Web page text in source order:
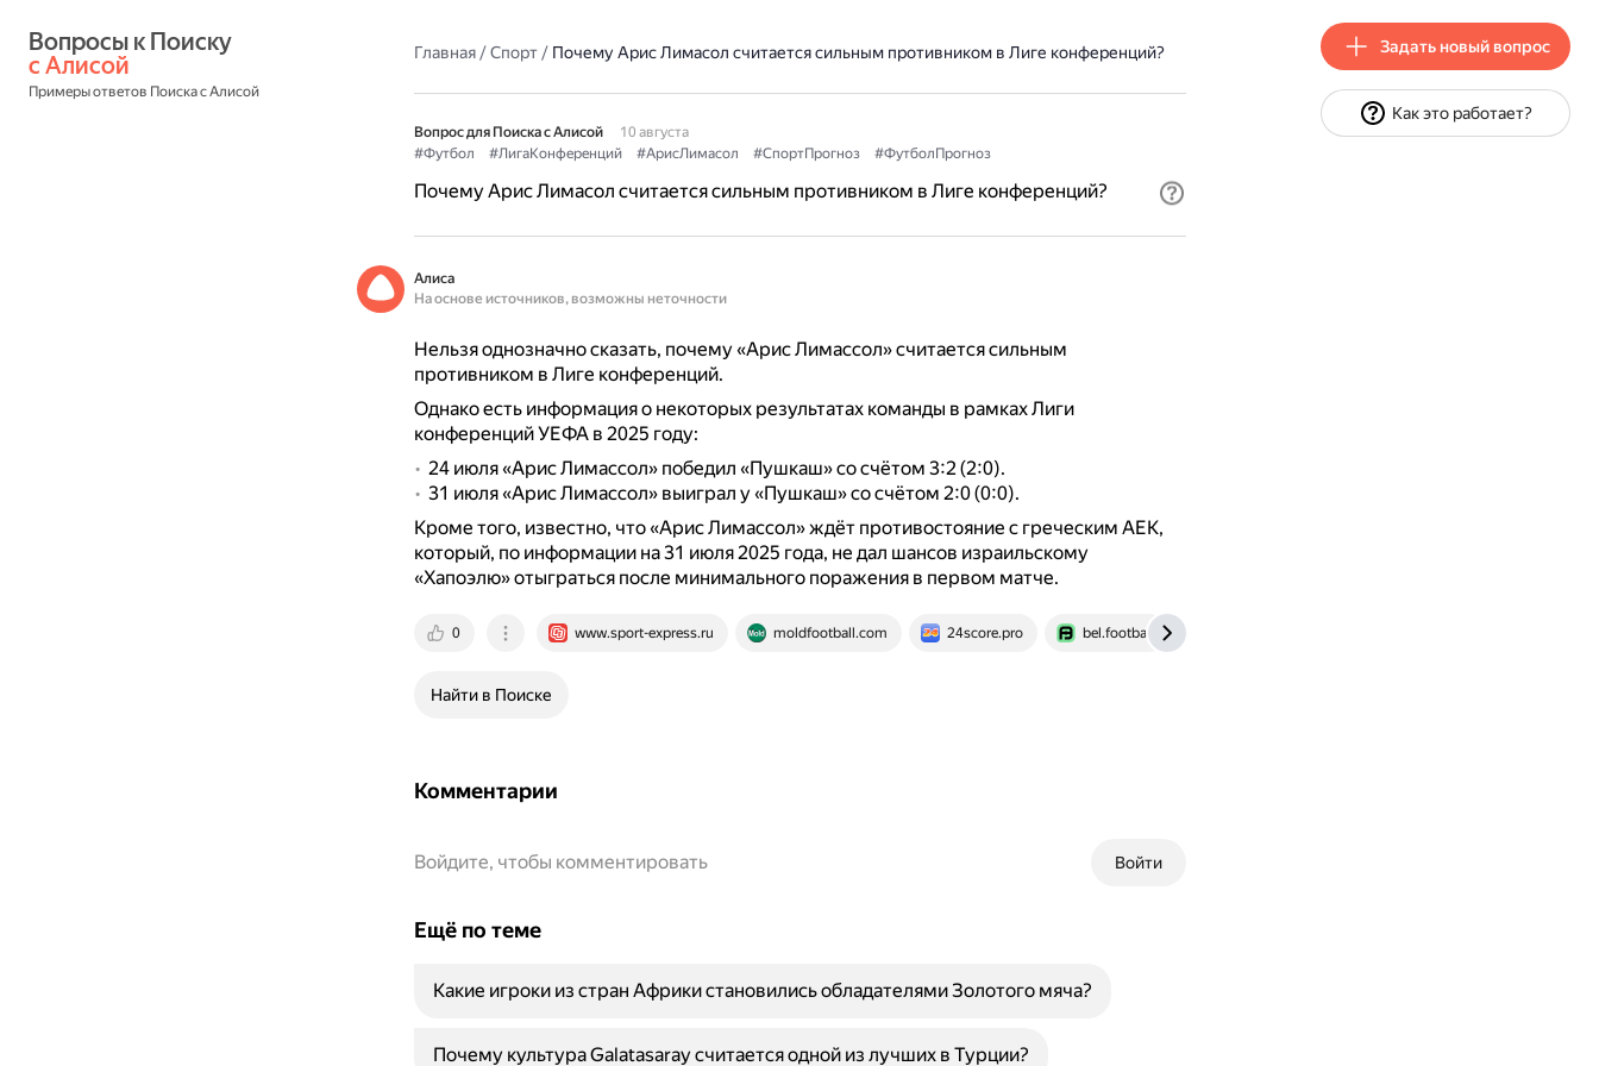
с Алисой
Примеры ответов Поиска с Алисой
Главная/Спорт/ Почему Арис Лимасол считается сильным противником в Лиге конференций?
Вопрос для Поиска с Алисой
10 августа
#Футбол
#ЛигаКонференций #АрисЛимасол #СпортПрогноз #ФутболПрогноз
Почему Арис Лимасол считается сильным противником в Лиге конференций?
Алиса
На основе источников, возможны неточности
Нельзя однозначно сказать, почему «Арис Лимассол» считается сильным
противником в Лиге конференций.
Однако есть информация о некоторых результатах команды в рамках Лиги
конференций УЕФА в 2025 году:
24 июля «Арис Лимассол» победил «Пушкаш» со счётом 3:2 (2:0).
31 июля «Арис Лимассол» выиграл у «Пушкаш» со счётом 2:0 (0:0).
Кроме того, известно, что «Арис Лимассол» ждёт противостояние с греческим АЕК,
который, по информации на 31 июля 2025 года, не дал шансов израильскому
«Хапоэлю» отыграться после минимального поражения в первом матче.
0 www.sport-express.ru moldfootball.com 24score.pro bel.football
Найти в Поиске
Комментарии
Войти
Войдите, чтобы комментировать
Ещё по теме
Какие игроки из стран Африки становились обладателями Золотого мяча?
Почему культура Galatasaray считается одной из лучших в Турции?
Задать новый вопрос
Как это работает?